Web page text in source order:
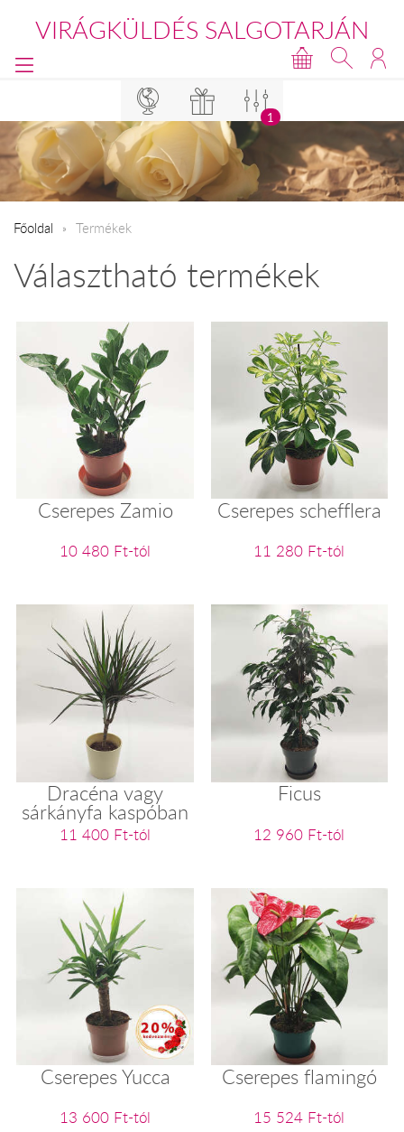
VIRÁGKÜLDÉS SALGOTARJÁN
1
Főoldal Termékek
Választható termékek
Cserepes Zamio
10 480 Ft-tól
Cserepes schefflera
11 280 Ft-tól
Dracéna vagy
sárkányfa kaspóban
11 400 Ft-tól
Ficus
12 960 Ft-tól
Cserepes Yucca
13 600 Ft-tól
Cserepes flamingó
15 524 Ft-tól